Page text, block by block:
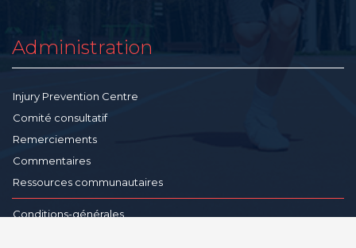
Administration
Injury Prevention Centre
Comité consultatif
Remerciements
Commentaires
Ressources communautaires
Conditions-générales